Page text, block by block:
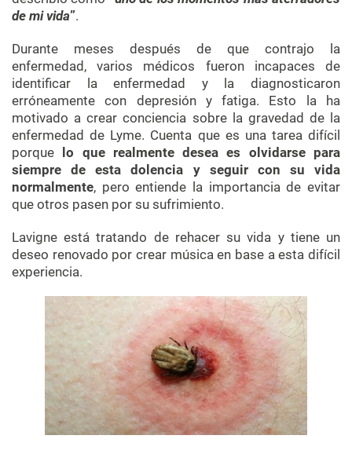
de mi vida”.
Durante meses después de que contrajo la
enfermedad, varios médicos fueron incapaces de
identificar la enfermedad y la diagnosticaron
erróneamente con depresión y fatiga. Esto la ha
motivado a crear conciencia sobre la gravedad de la
enfermedad de Lyme. Cuenta que es una tarea difícil
porque
lo que realmente desea es olvidarse para
siempre de esta dolencia y seguir con su vida
normalmente, pero entiende la importancia de evitar
que otros pasen por su sufrimiento.
Lavigne está tratando de rehacer su vida y tiene un
deseo renovado por crear música en base a esta difícil
experiencia.